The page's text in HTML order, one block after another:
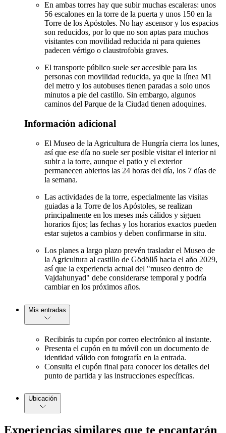
En ambas torres hay que subir muchas escaleras: unos
56 escalones en la torre de la puerta y unos 150 en la
Torre de los Apóstoles. No hay ascensor y los espacios
son reducidos, por lo que no son aptas para muchos
visitantes con movilidad reducida ni para quienes
padecen vértigo o claustrofobia graves.
El transporte público suele ser accesible para las
personas con movilidad reducida, ya que la línea M1
del metro y los autobuses tienen paradas a solo unos
minutos a pie del castillo. Sin embargo, algunos
caminos del Parque de la Ciudad tienen adoquines.
Información adicional
El Museo de la Agricultura de Hungría cierra los lunes,
así que ese día no suele ser posible visitar el interior ni
subir a la torre, aunque el patio y el exterior
permanecen abiertos las 24 horas del día, los 7 días de
la semana.
Las actividades de la torre, especialmente las visitas
guiadas a la Torre de los Apóstoles, se realizan
principalmente en los meses más cálidos y siguen
horarios fijos; las fechas y los horarios exactos pueden
estar sujetos a cambios y deben confirmarse in situ.
Los planes a largo plazo prevén trasladar el Museo de
la Agricultura al castillo de Gödöllő hacia el año 2029,
así que la experiencia actual del "museo dentro de
Vajdahunyad" debe considerarse temporal y podría
cambiar en los próximos años.
Mis entradas
Recibirás tu cupón por correo electrónico al instante.
Presenta el cupón en tu móvil con un documento de
identidad válido con fotografía en la entrada.
Consulta el cupón final para conocer los detalles del
punto de partida y las instrucciones específicas.
Ubicación
Experiencias similares que te encantarán